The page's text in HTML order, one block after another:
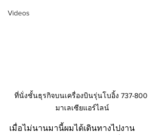
Videos
ที่นั่งชั้นธุรกิจบนเครื่องบินรุ่นโบอิ้ง 737-800
มาเลเซียแอร์ไลน์
เมื่อไม่นานมานี้ผมได้เดินทางไปงาน